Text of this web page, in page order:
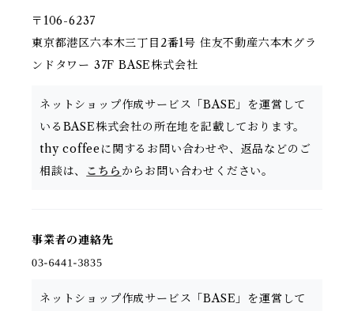
〒106-6237
東京都港区六本木三丁目2番1号 住友不動産六本木グラ
ンドタワー 37F BASE株式会社
ネットショップ作成サービス「BASE」を運営して
いるBASE株式会社の所在地を記載しております。
thy coffeeに関するお問い合わせや、返品などのご
相談は、 こちら からお問い合わせください。
事業者の連絡先
ネットショップ作成サービス「BASE」を運営して